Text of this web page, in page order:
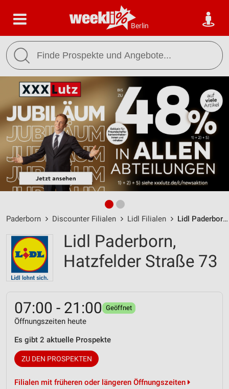
Berlin
Paderborn Discounter Filialen Lidl Filialen Lidl Paderborn / Hatzfelder Straße 73 - Öffnungszeiten & Adresse
Lidl Paderborn,
Hatzfelder Straße 73
07:00 - 21:00 Geöffnet
Öffnungszeiten heute
Es gibt 2 aktuelle Prospekte
ZU DEN PROSPEKTEN
Filialen mit früheren oder längeren Öffnungszeiten